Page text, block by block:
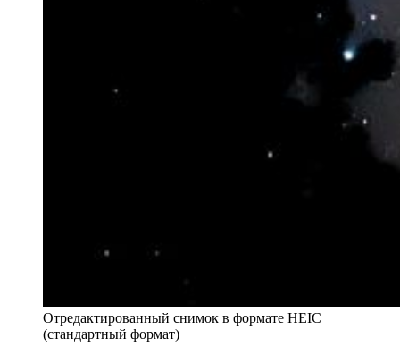
Отредактированный снимок в формате HEIC
(стандартный формат)